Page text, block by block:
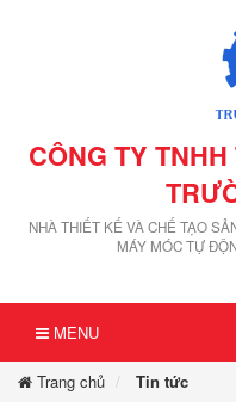
CÔNG TY
NHÀ THIẾT KẾ VÀ CHẾ TẠO
MÁY MÓC TỰ
MENU
Trang chủ Tin tức